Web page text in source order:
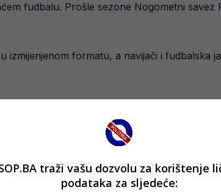
fudbalu. Prošle sezone Nogometni
izmijenjenom formatu, a navijači i fudbalska
traži vašu dozvolu za korištenje
podataka za sljedeće: